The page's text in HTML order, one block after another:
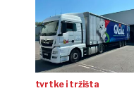
tvrtke i tržišta